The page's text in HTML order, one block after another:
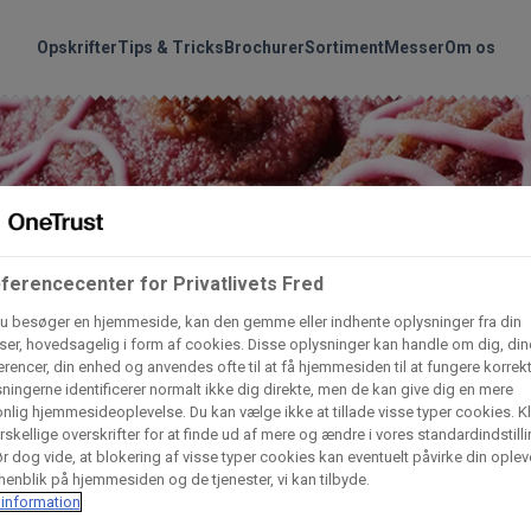
OpskrifterTips & TricksBrochurerSortimentMesserOm os
Søg
vores produkter
Arctic Import
Dagrofa Foodservice
INCO Cash & Carry L. C. Lauritzen A/S
Vaffelexpressen
Gem dine favoritter!
ikke en eneste opskrift gå tabt! Opret en profil nu og start din
medlem af Odense Marcipan's professionelle fællesskab og
adgang til dine gemte opskrifter og produkter - når som helst,
hvor som helst.
Log ind Opret profil
for Privatlivets Fred
besøger en hjemmeside, kan den gemme eller indhente oplysninger fra din
hovedsagelig i form af cookies. Disse oplysninger kan handle om dig,
din enhed og anvendes ofte til at få hjemmesiden til at fungere korrekt.
identificerer normalt ikke dig direkte, men de kan give dig en mere
hjemmesideoplevelse. Du kan vælge ikke at tillade visse typer cookies.
overskrifter for at finde ud af mere og ændre i vores
dog vide, at blokering af visse typer cookies kan eventuelt påvirke din
på hjemmesiden og de tjenester, vi kan tilbyde.